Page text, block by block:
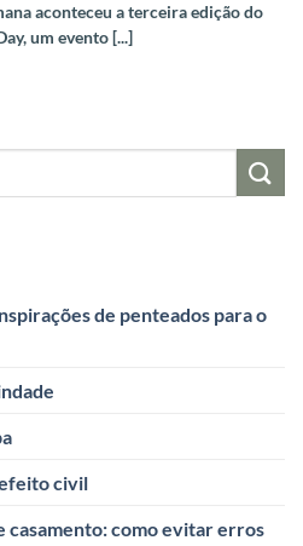
aconteceu a terceira edição do
um evento [...]
de penteados para o
civil
casamento: como evitar erros